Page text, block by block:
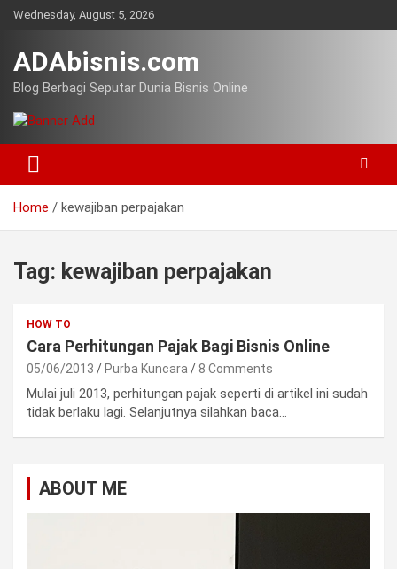
SkipWednesday, August 5, 2026
ADAbisnis.com
Blog Berbagi Seputar Dunia Bisnis Online
Home kewajiban perpajakan
Tag: kewajiban perpajakan
HOW TO
Cara Perhitungan Pajak Bagi Bisnis Online
05/06/2013 Purba Kuncara 8 Comments
Mulai juli 2013, perhitungan pajak seperti di artikel ini sudah
tidak berlaku lagi. Selanjutnya silahkan baca…
ABOUT ME